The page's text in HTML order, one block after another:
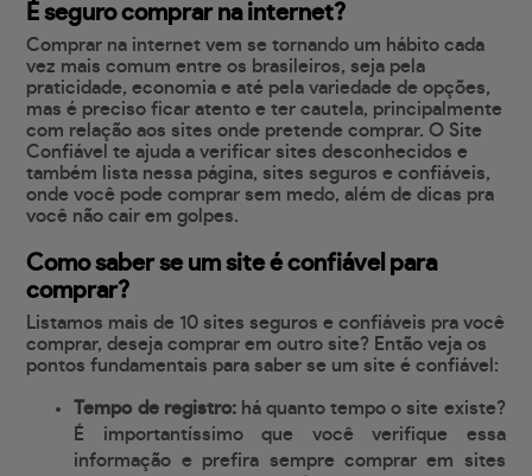
É seguro comprar na internet?
Comprar na internet vem se tornando um hábito cada
vez mais comum entre os brasileiros, seja pela
praticidade, economia e até pela variedade de opções,
mas é preciso ficar atento e ter cautela, principalmente
com relação aos sites onde pretende comprar. O Site
Confiável te ajuda a verificar sites desconhecidos e
também lista nessa página, sites seguros e confiáveis,
onde você pode comprar sem medo, além de dicas pra
você não cair em golpes.
Como saber se um site é confiável para
comprar?
Listamos mais de 10 sites seguros e confiáveis pra você
comprar, deseja comprar em outro site? Então veja os
pontos fundamentais para saber se um site é confiável:
Tempo de registro:há quanto tempo o site existe?
É importantíssimo que você verifique essa
informação e prefira sempre comprar em sites